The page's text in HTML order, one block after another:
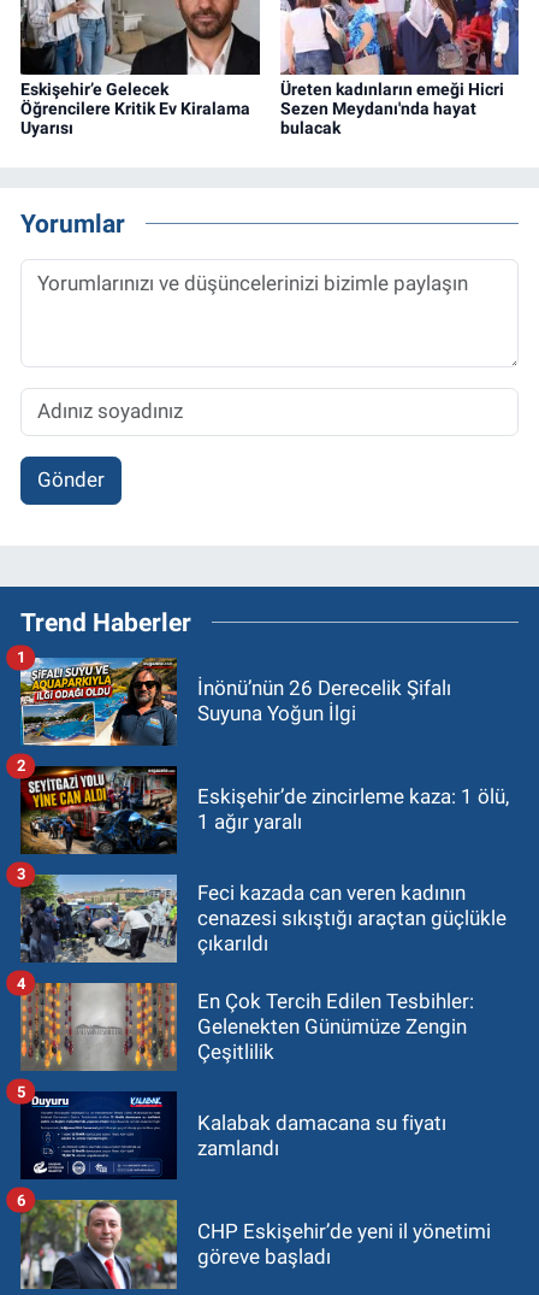
Eskişehir’e Gelecek
Öğrencilere Kritik Ev Kiralama
Uyarısı
Üreten kadınların emeği Hicri
Sezen Meydanı'nda hayat
bulacak
Yorumlar
Gönder
Trend Haberler
İnönü’nün 26 Derecelik Şifalı
Suyuna Yoğun İlgi
1
Eskişehir’de zincirleme kaza: 1 ölü,
1 ağır yaralı
2
Feci kazada can veren kadının
cenazesi sıkıştığı araçtan güçlükle
çıkarıldı
3
En Çok Tercih Edilen Tesbihler:
Gelenekten Günümüze Zengin
Çeşitlilik
4
Kalabak damacana su fiyatı
zamlandı
5
CHP Eskişehir’de yeni il yönetimi
göreve başladı
6